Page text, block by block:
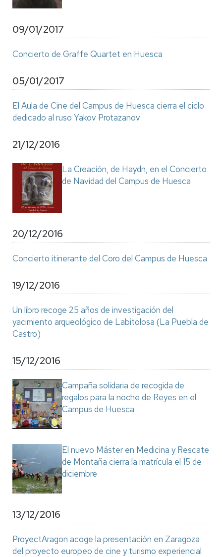
09/01/2017
Concierto de Graffe Quartet en Huesca
05/01/2017
El Aula de Cine del Campus de Huesca cierra el ciclo
dedicado al ruso Yakov Protazanov
21/12/2016
La Creación, de Haydn, en el Concierto
de Navidad del Campus de Huesca
20/12/2016
Concierto itinerante del Coro del Campus de Huesca
19/12/2016
Un libro recoge 25 años de investigación del
yacimiento arqueológico de Labitolosa (La Puebla de
Castro)
15/12/2016
Campaña solidaria de recogida de
regalos para la noche de Reyes en el
Campus de Huesca
El nuevo Máster en Medicina y Rescate
de Montaña cierra la matrícula el 15 de
diciembre
13/12/2016
ProyectAragon acoge la presentación en Zaragoza
del proyecto europeo de cine y turismo experiencial